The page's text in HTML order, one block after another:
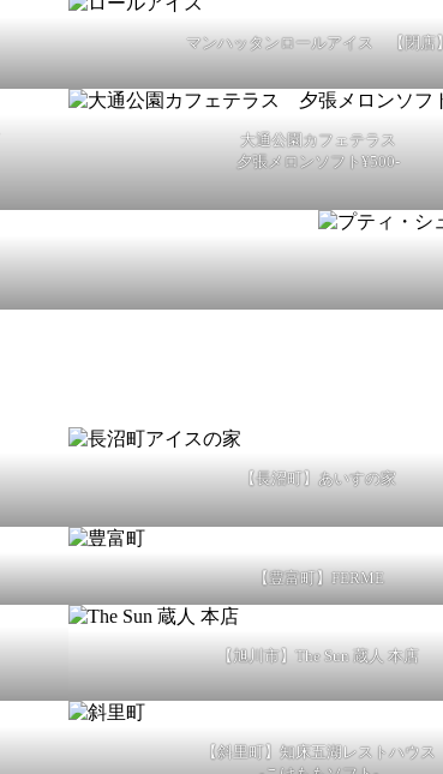
マンハッタンロールアイス 【閉店】
大通公園カフェテラス
夕張メロンソフト¥500-
【長沼町】あいすの家
【豊富町】FERME
【旭川市】The Sun 蔵人 本店
【斜里町】知床五湖レストハウス